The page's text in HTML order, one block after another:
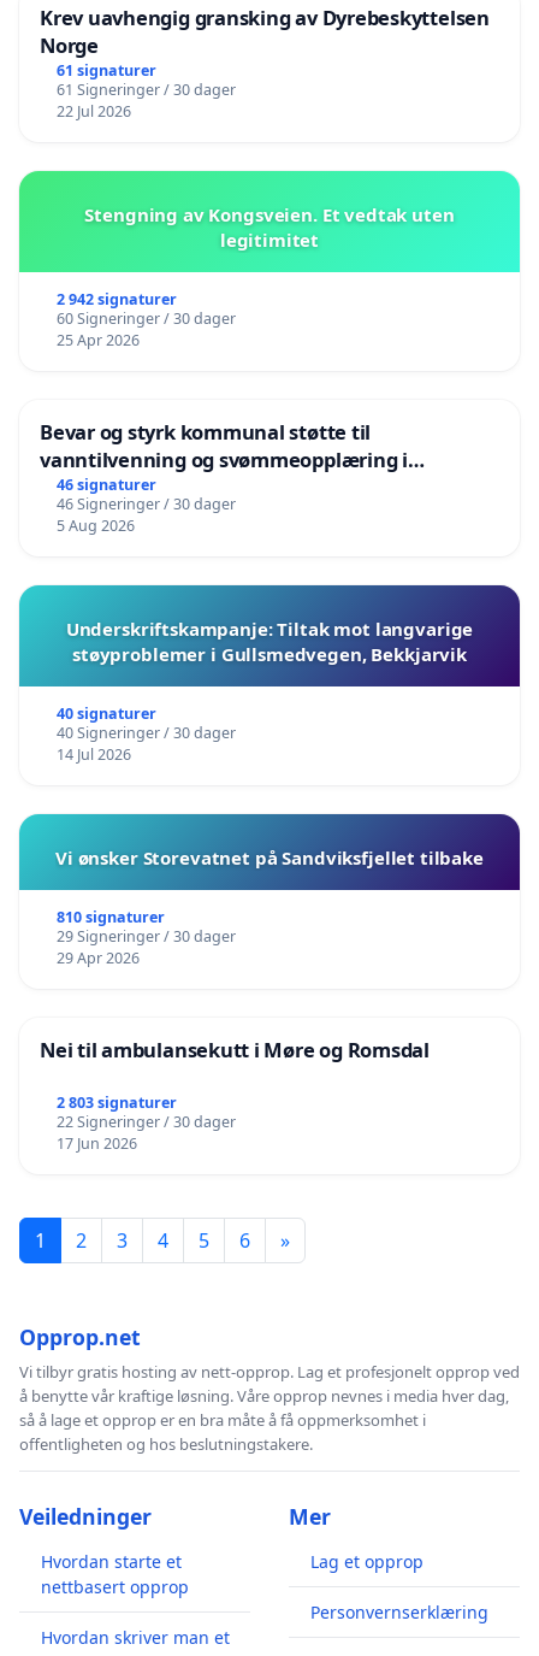
Krev uavhengig gransking av Dyrebeskyttelsen
Norge
61 signaturer
61 Signeringer / 30 dager
22 Jul 2026
Stengning av Kongsveien. Et vedtak uten
legitimitet
2 942 signaturer
60 Signeringer / 30 dager
25 Apr 2026
Bevar og styrk kommunal støtte til
vanntilvenning og svømmeopplæring i
barnehagene i Haugesund
46 signaturer
46 Signeringer / 30 dager
5 Aug 2026
Underskriftskampanje: Tiltak mot langvarige
støyproblemer i Gullsmedvegen, Bekkjarvik
40 signaturer
40 Signeringer / 30 dager
14 Jul 2026
Vi ønsker Storevatnet på Sandviksfjellet tilbake
810 signaturer
29 Signeringer / 30 dager
29 Apr 2026
Nei til ambulansekutt i Møre og Romsdal
2 803 signaturer
22 Signeringer / 30 dager
17 Jun 2026
1 2 3 4 5 6 »
Opprop.net
Vi tilbyr gratis hosting av nett-opprop. Lag et profesjonelt opprop ved
å benytte vår kraftige løsning. Våre opprop nevnes i media hver dag,
så å lage et opprop er en bra måte å få oppmerksomhet i
offentligheten og hos beslutningstakere.
Veiledninger
Hvordan starte et
nettbasert opprop
Hvordan skriver man et
Mer
Lag et opprop
Personvernserklæring